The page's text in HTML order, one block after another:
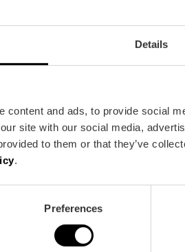
Details
content and ads, to provide social
site with our social media,
to them or that they’ve
.
Preferences
23:59 h.– Espectacle